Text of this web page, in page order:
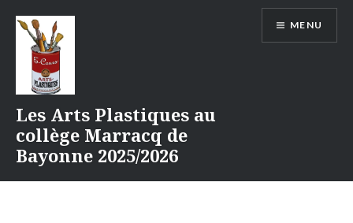
contenu
Les Arts Plastiques au
collège Marracq de
Bayonne 2025/2026
MENU